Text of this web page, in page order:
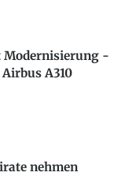
Modernisierung -
A310
nehmen